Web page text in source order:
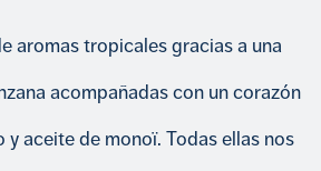
aromas tropicales gracias a una
acompañadas con un corazón
aceite de monoï. Todas ellas nos